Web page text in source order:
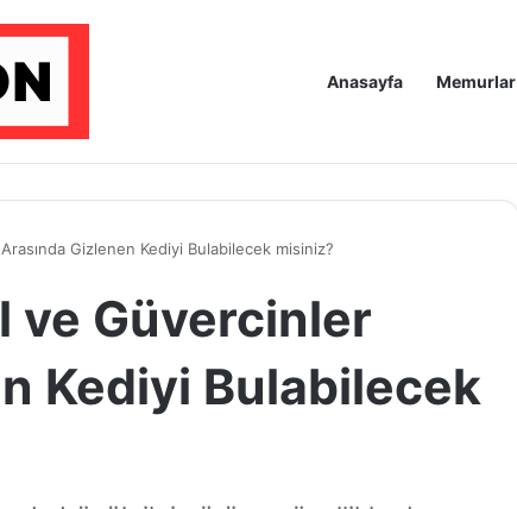
Anasayfa Memurlar
Gizlenen Kediyi Bulabilecek misiniz?
ve Güvercinler
Kediyi Bulabilecek